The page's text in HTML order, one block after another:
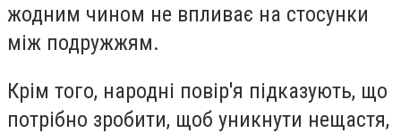
жодним чином не впливає на стосунки
між подружжям.
Крім того, народні повір'я підказують, що
потрібно зробити, щоб уникнути нещастя,